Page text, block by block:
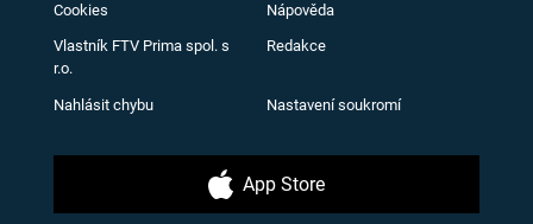
Cookies Nápověda
Vlastník FTV Prima spol. s
r.o.
Redakce
Nahlásit chybu Nastavení soukromí
App Store